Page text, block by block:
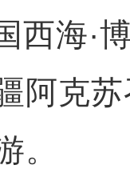
西海·
阿克
。